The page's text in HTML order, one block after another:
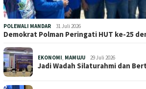
POLEWALI MANDAR 31 Juli 2026
Demokrat Polman Peringati HUT ke-25
EKONOMI, MAMUJU 29 Juli 2026
Jadi Wadah Silaturahmi dan